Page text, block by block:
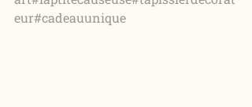
eur#cadeauunique